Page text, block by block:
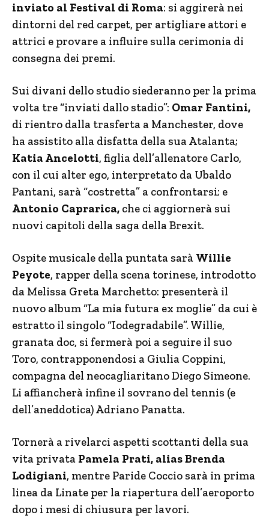
inviato al Festival di Roma: si aggirerà nei
dintorni del red carpet, per artigliare attori e
attrici e provare a influire sulla cerimonia di
consegna dei premi.
Sui divani dello studio siederanno per la prima
volta tre “inviati dallo stadio”: Omar Fantini,
di rientro dalla trasferta a Manchester, dove
ha assistito alla disfatta della sua Atalanta;
Katia Ancelotti, figlia dell’allenatore Carlo,
con il cui alter ego, interpretato da Ubaldo
Pantani, sarà “costretta” a confrontarsi; e
Antonio Caprarica, che ci aggiornerà sui
nuovi capitoli della saga della Brexit.
Ospite musicale della puntata sarà Willie
Peyote, rapper della scena torinese, introdotto
da Melissa Greta Marchetto: presenterà il
nuovo album “La mia futura ex moglie” da cui è
estratto il singolo “Iodegradabile”. Willie,
granata doc, si fermerà poi a seguire il suo
Toro, contrapponendosi a Giulia Coppini,
compagna del neocagliaritano Diego Simeone.
Li affiancherà infine il sovrano del tennis (e
dell’aneddotica) Adriano Panatta.
Tornerà a rivelarci aspetti scottanti della sua
vita privata Pamela Prati, alias Brenda
Lodigiani, mentre Paride Coccio sarà in prima
linea da Linate per la riapertura dell’aeroporto
dopo i mesi di chiusura per lavori.